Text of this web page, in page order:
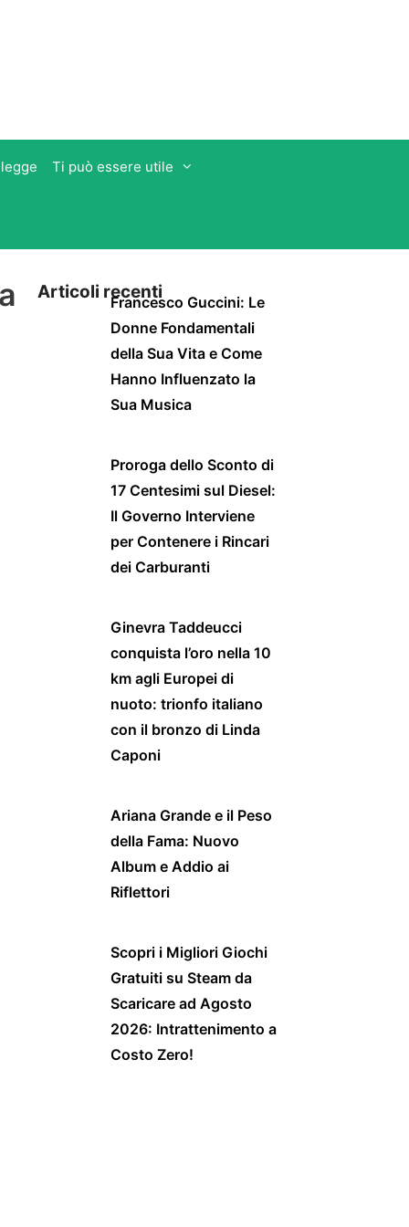
Ti può essere utile
Articoli recentiFrancesco Guccini: Le
Donne Fondamentali
della Sua Vita e Come
Hanno Influenzato la
Sua Musica
Proroga dello Sconto di
17 Centesimi sul Diesel:
Il Governo Interviene
per Contenere i Rincari
dei Carburanti
Ginevra Taddeucci
conquista l’oro nella 10
km agli Europei di
nuoto: trionfo italiano
con il bronzo di Linda
Caponi
Ariana Grande e il Peso
della Fama: Nuovo
Album e Addio ai
Riflettori
Scopri i Migliori Giochi
Gratuiti su Steam da
Scaricare ad Agosto
2026: Intrattenimento a
Costo Zero!